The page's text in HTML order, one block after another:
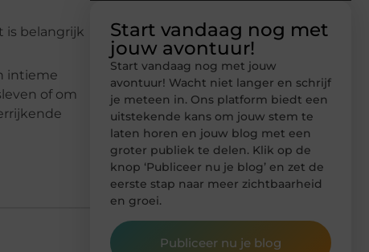
is belangrijk
intieme
of om
Start vandaag nog met
jouw avontuur!
Start vandaag nog met jouw
avontuur! Wacht niet langer en schrijf
je meteen in. Ons platform biedt een
uitstekende kans om jouw stem te
laten horen en jouw blog met een
groter publiek te delen. Klik op de
knop ‘Publiceer nu je blog’ en zet de
eerste stap naar meer zichtbaarheid
en groei.
Publiceer nu je blog